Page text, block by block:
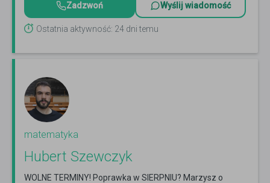
Zadzwoń Wyślij wiadomość
Ostatnia aktywność: 24 dni temu
matematyka
Нubеrt Szеwсzyk
WOLNE TERMINY! Poprawka w SIERPNIU? Marzysz o